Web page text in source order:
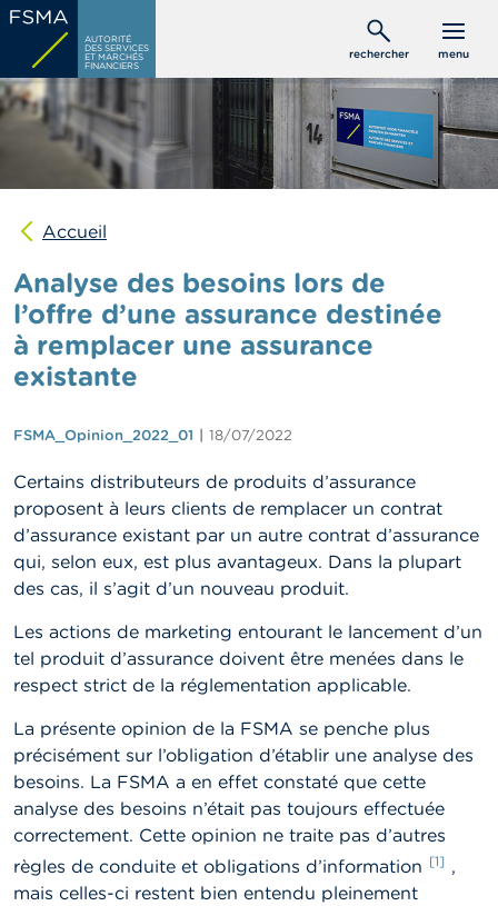
Aller
contenu
principal
AUTORITÉ
DES SERVICES
ET MARCHÉS
FINANCIERS
rechercher menu
C
s
o
m
t
u
P
r
o
f
s
o
n
n
e
l
s
L
a
S
A
A
c
t
u
a
l
Accueil
Analyse des besoins lors de
l’offre d’une assurance destinée
à remplacer une assurance
existante
FSMA_Opinion_2022_01 18/07/2022
Certains distributeurs de produits d’assurance
proposent à leurs clients de remplacer un contrat
d’assurance existant par un autre contrat d’assurance
qui, selon eux, est plus avantageux. Dans la plupart
des cas, il s’agit d’un nouveau produit.
Les actions de marketing entourant le lancement d’un
tel produit d’assurance doivent être menées dans le
respect strict de la réglementation applicable.
La présente opinion de la FSMA se penche plus
précisément sur l’obligation d’établir une analyse des
besoins. La FSMA a en effet constaté que cette
analyse des besoins n’était pas toujours effectuée
correctement. Cette opinion ne traite pas d’autres
règles de conduite et obligations d’information [1] ,
mais celles-ci restent bien entendu pleinement